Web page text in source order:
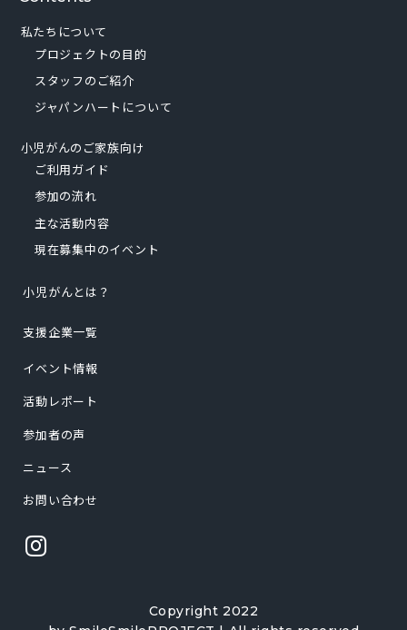
私たちについて
プロジェクトの目的
スタッフのご紹介
ジャパンハートについて
小児がんのご家族向け
ご利用ガイド
参加の流れ
主な活動内容
現在募集中のイベント
小児がんとは？
支援企業一覧
イベント情報
活動レポート
参加者の声
ニュース
お問い合わせ
Copyright 2022